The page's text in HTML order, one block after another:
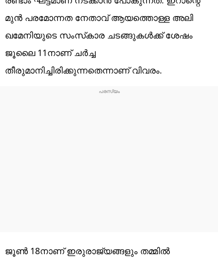
മുന്‍ പരമോന്നത നേതാവ് ആയത്തൊള്ള അലി
ഖമേനിയുടെ സംസ്‌കാര ചടങ്ങുകള്‍ക്ക് ശേഷം
ജൂലൈ 11നാണ് ചര്‍ച്ച
തീരുമാനിച്ചിരിക്കുന്നതെന്നാണ് വിവരം.
ജൂണ്‍ 18നാണ് ഇരുരാജ്യങ്ങളും തമ്മില്‍